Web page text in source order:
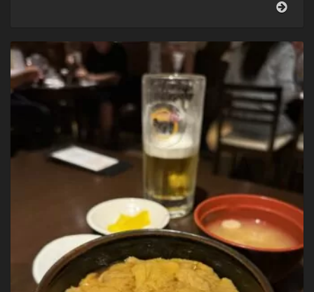
が
始
ま
っ
日
が、
地
だ
た